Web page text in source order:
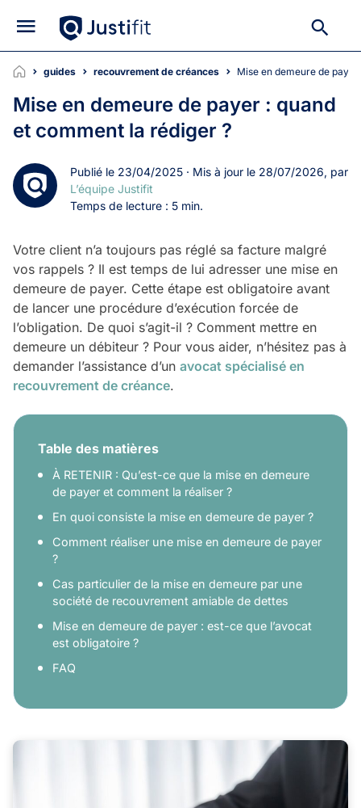
guides recouvrement de créances Mise en demeure de
Mise en demeure de payer : quand
et comment la rédiger ?
Publié le 23/04/2025 · Mis à jour le 28/07/2026, par
L’équipe Justifit
Temps de lecture : 5 min.
Votre client n’a toujours pas réglé sa facture malgré
vos rappels ? Il est temps de lui adresser une mise en
demeure de payer. Cette étape est obligatoire avant
de lancer une procédure d’exécution forcée de
l’obligation. De quoi s’agit-il ? Comment mettre en
demeure un débiteur ? Pour vous aider, n’hésitez pas à
demander l’assistance d’un avocat spécialisé en
recouvrement de créance.
Table des matières
À RETENIR : Qu’est-ce que la mise en demeure
de payer et comment la réaliser ?
En quoi consiste la mise en demeure de payer ?
Comment réaliser une mise en demeure de payer
?
Cas particulier de la mise en demeure par une
société de recouvrement amiable de dettes
Mise en demeure de payer : est-ce que l’avocat
est obligatoire ?
FAQ